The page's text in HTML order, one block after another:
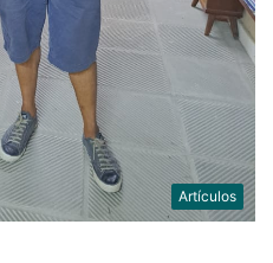
Artículos